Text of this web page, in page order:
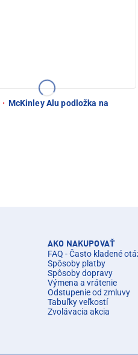
· McKinley Alu podložka na
AKO NAKUPOVAŤ
FAQ - Často kladené
Spôsoby platby
Spôsoby dopravy
Výmena a vrátenie
Odstupenie od zmluvy
Tabuľky veľkostí
Zvolávacia akcia